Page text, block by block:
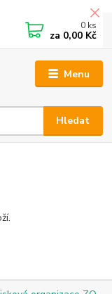
Menu
Hledat
0 ks
za 0,00 Kč